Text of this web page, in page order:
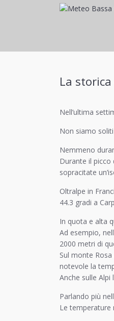
La
Nell’ultima
Non siamo
Nemmeno
Durante il picco
sopracitate
Oltralpe in
44.3 gradi a
In quota e alta
Ad esempio,
2000 metri di
Sul monte
notevole la
Anche sulle
Parlando più
Le temperature